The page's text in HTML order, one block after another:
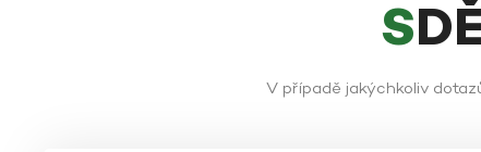
V případě jakýchkoliv